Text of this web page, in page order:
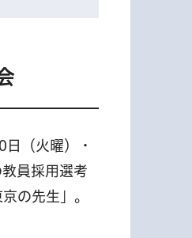
（火曜）・
教員採用選考
の先生」。